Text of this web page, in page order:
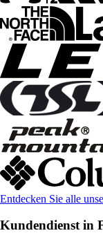
Entdecken Sie alle
Kundendienst in